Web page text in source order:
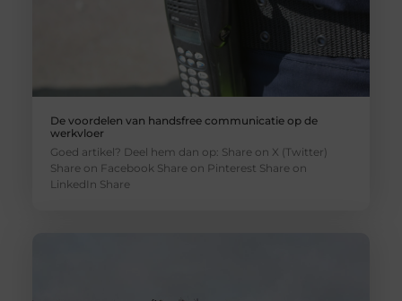
De voordelen van handsfree communicatie op de
werkvloer
Goed artikel? Deel hem dan op: Share on X (Twitter)
Share on Facebook Share on Pinterest Share on
LinkedIn Share